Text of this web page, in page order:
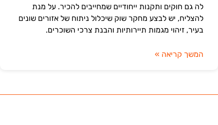
לה גם חוקים ותקנות ייחודיים שמחייבים להכיר. על מנת
להצליח, יש לבצע מחקר שוק שיכלול ניתוח של אזורים שונים
בעיר, זיהוי מגמות תיירותיות והבנת צרכי השוכרים.
המשך קריאה »